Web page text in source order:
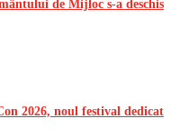
de Mijloc s-a deschis
2026, noul festival dedicat